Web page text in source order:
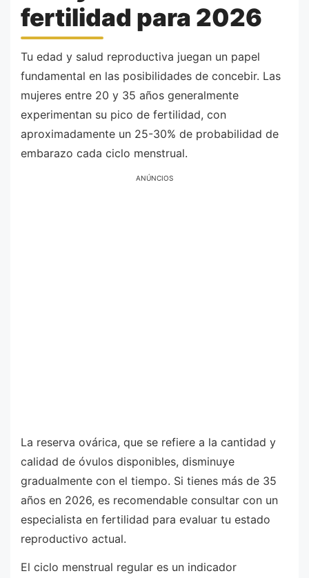
fertilidad para 2026
Tu edad y salud reproductiva juegan un papel
fundamental en las posibilidades de concebir. Las
mujeres entre 20 y 35 años generalmente
experimentan su pico de fertilidad, con
aproximadamente un 25-30% de probabilidad de
embarazo cada ciclo menstrual.
ANÚNCIOS
La reserva ovárica, que se refiere a la cantidad y
calidad de óvulos disponibles, disminuye
gradualmente con el tiempo. Si tienes más de 35
años en 2026, es recomendable consultar con un
especialista en fertilidad para evaluar tu estado
reproductivo actual.
El ciclo menstrual regular es un indicador